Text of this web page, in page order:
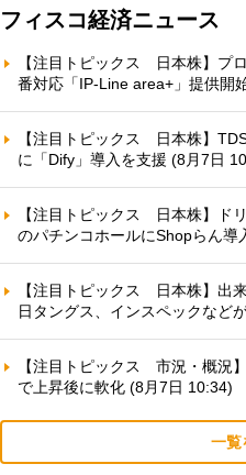
フィスコ経済ニュース
【注目トピックス 日本株】プ
番対応「IP-Line area+」提供開
【注目トピックス 日本株】
に「Dify」導入を支援 (8月7日
【注目トピックス 日本株】ド
のパチンコホールにShopらん導
【注目トピックス 日本株】出
日タングス、インスペックなど
【注目トピックス 市況・概況
で上昇後に軟化 (8月7日 10:34)
一覧